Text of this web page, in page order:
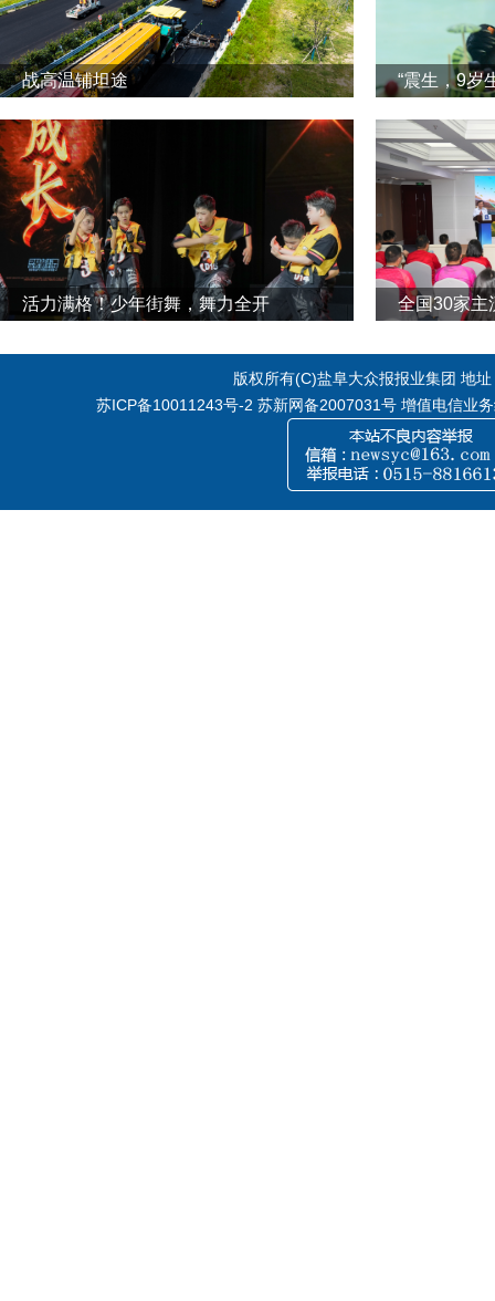
战高温铺坦途 “震生，9岁
活力满格！少年街舞，舞力全开 全国30家主
版权所有(C)盐阜大众报报业集团 地
苏ICP备10011243号-2 苏新网备2007031号 增值电信业